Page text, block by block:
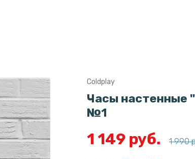
Coldplay
Часы настенные
№1
1 149 руб. 1 990